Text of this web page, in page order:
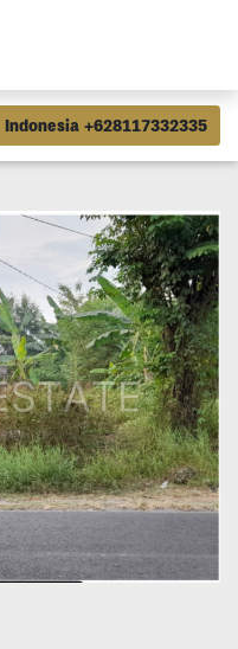
Indonesia +628117332335